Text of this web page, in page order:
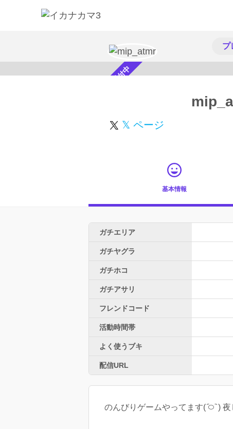
プ
スカウト受付中
𝕏 ページ
基本情報
ガチエリア
ガチヤグラ
ガチホコ
ガチアサリ
フレンドコード
活動時間帯
よく使うブキ
配信URL
のんびりゲームやってます( ᷇࿀ ᷆ )